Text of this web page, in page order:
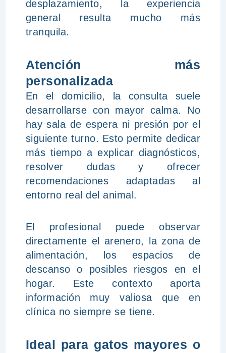
desplazamiento, la experiencia
general resulta mucho más
tranquila.
Atención más
personalizada
En el domicilio, la consulta suele
desarrollarse con mayor calma. No
hay sala de espera ni presión por el
siguiente turno. Esto permite dedicar
más tiempo a explicar diagnósticos,
resolver dudas y ofrecer
recomendaciones adaptadas al
entorno real del animal.
El profesional puede observar
directamente el arenero, la zona de
alimentación, los espacios de
descanso o posibles riesgos en el
hogar. Este contexto aporta
información muy valiosa que en
clínica no siempre se tiene.
Ideal para gatos mayores o